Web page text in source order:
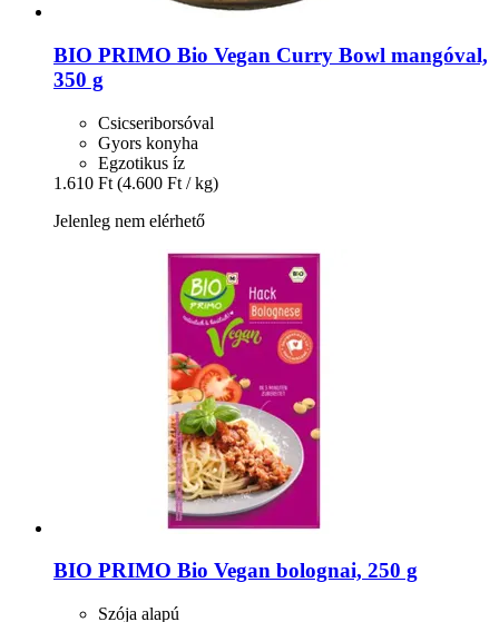
BIO PRIMO Bio Vegan Curry Bowl mangóval,
350 g
Csicseriborsóval
Gyors konyha
Egzotikus íz
1.610 Ft (4.600 Ft / kg)
Jelenleg nem elérhető
BIO PRIMO Bio Vegan bolognai, 250 g
Szója alapú